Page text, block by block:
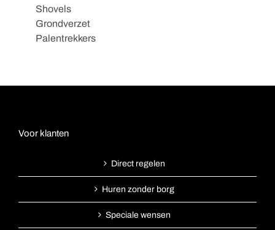
Shovels
Grondverzet
Palentrekkers
Voor klanten
Direct regelen
Huren zonder borg
Speciale wensen